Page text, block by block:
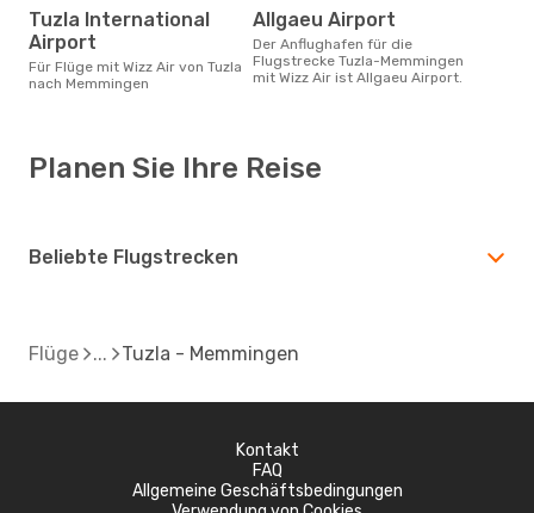
Tuzla International
Airport
Für Flüge mit Wizz Air von Tuzla
nach Memmingen
Allgaeu Airport
Der Anflughafen für die
Flugstrecke Tuzla-Memmingen
mit Wizz Air ist Allgaeu Airport.
Planen Sie Ihre Reise
Beliebte Flugstrecken
Flüge Tuzla - Memmingen
Kontakt
FAQ
Allgemeine Geschäftsbedingungen